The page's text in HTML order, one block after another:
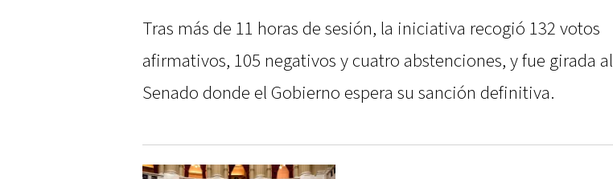
Tras más de 11 horas de sesión, la iniciativa recogió 132 votos
afirmativos, 105 negativos y cuatro abstenciones, y fue girada al
Senado donde el Gobierno espera su sanción definitiva.